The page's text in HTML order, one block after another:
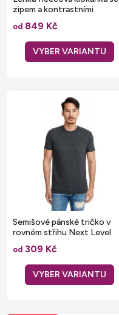
dzipem a kontrastními
šňůrkami 250 g/m
od 849 Kč
Semišové pánské tričko v
rovném střihu Next Level
60% bavlny
od 309 Kč